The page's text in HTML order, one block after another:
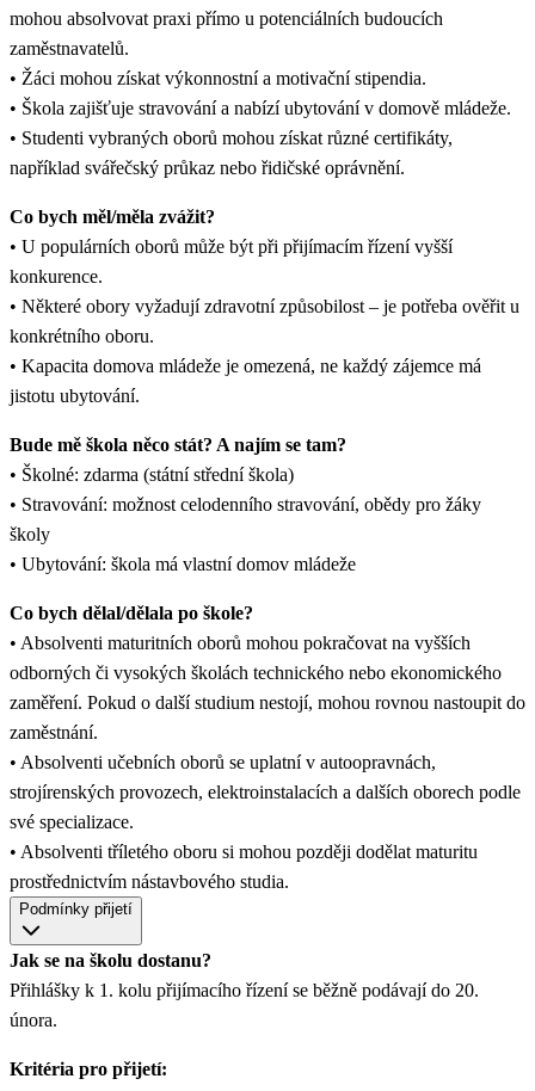
mohou absolvovat praxi přímo u potenciálních budoucích
zaměstnavatelů.
• Žáci mohou získat výkonnostní a motivační stipendia.
• Škola zajišťuje stravování a nabízí ubytování v domově mládeže.
• Studenti vybraných oborů mohou získat různé certifikáty,
například svářečský průkaz nebo řidičské oprávnění.
Co bych měl/měla zvážit?
• U populárních oborů může být při přijímacím řízení vyšší
konkurence.
• Některé obory vyžadují zdravotní způsobilost – je potřeba ověřit u
konkrétního oboru.
• Kapacita domova mládeže je omezená, ne každý zájemce má
jistotu ubytování.
Bude mě škola něco stát? A najím se tam?
• Školné: zdarma (státní střední škola)
• Stravování: možnost celodenního stravování, obědy pro žáky
školy
• Ubytování: škola má vlastní domov mládeže
Co bych dělal/dělala po škole?
• Absolventi maturitních oborů mohou pokračovat na vyšších
odborných či vysokých školách technického nebo ekonomického
zaměření. Pokud o další studium nestojí, mohou rovnou nastoupit do
zaměstnání.
• Absolventi učebních oborů se uplatní v autoopravnách,
strojírenských provozech, elektroinstalacích a dalších oborech podle
své specializace.
• Absolventi tříletého oboru si mohou později dodělat maturitu
prostřednictvím nástavbového studia.
Podmínky přijetí
Jak se na školu dostanu?
Přihlášky k 1. kolu přijímacího řízení se běžně podávají do 20.
února.
Kritéria pro přijetí: